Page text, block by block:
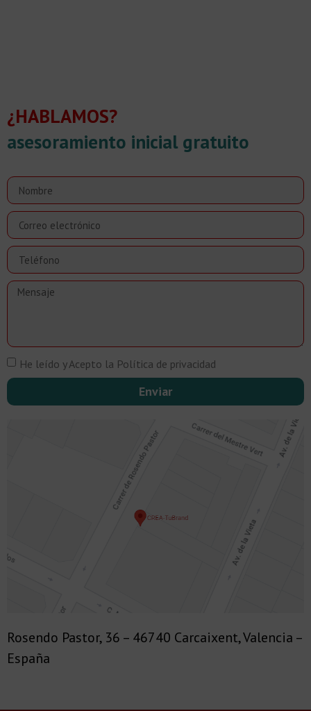
¿HABLAMOS?
asesoramiento inicial gratuito
He leído y Acepto la Política de privacidad
Enviar
Rosendo Pastor, 36 – 46740 Carcaixent, Valencia –
España